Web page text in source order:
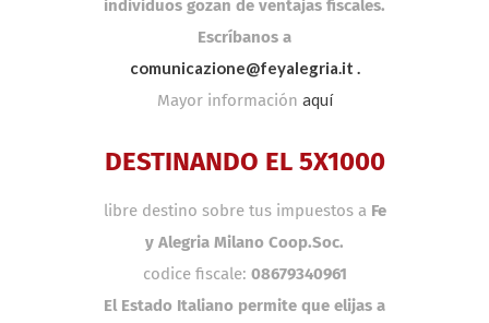
individuos gozan de ventajas fiscales.
Escríbanos a
comunicazione@feyalegria.it .
Mayor información aquí
DESTINANDO EL 5X1000
libre destino sobre tus impuestos a Fe
y Alegria Milano Coop.Soc.
codice fiscale: 08679340961
El Estado Italiano permite que elijas a